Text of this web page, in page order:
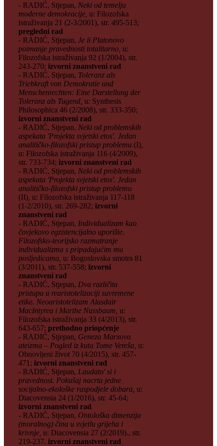
- RADIĆ, Stjepan, Neki od temelja
moderne demokracije, u: Filozofska
istraživanja 21 (2-3/2001), str. 495-513;
pregledni rad
- RADIĆ, Stjepan, Je li Platonovo
poimanje pravednosti totalitarno, u:
Filozofska istraživanja 92 (1/2004), str.
243-270; izvorni znanstveni rad
- RADIĆ, Stjepan, Toleranz als
Triebkraft von Demokratie und
Menschenrechten: Eine Darstellung der
Toleranz als Tugend, u: Synthesis
Philosophica 46 (2/2008), str. 333-350;
izvorni znanstveni rad
- RADIĆ, Stjepan, Neki od problemskih
aspekata 'Projekta svjetski etos'. Jedan
analitičko-filozofski pristup problemu (I)
u: Filozofska istraživanja 116 (4/2009),
str. 733-734; izvorni znanstveni rad
- RADIĆ, Stjepan, Neki od problemskih
aspekata 'Projekta svjetski etos'. Jedan
analitičko-filozofski pristup problemu
(II) u: Filozofska istraživanja 117-118
(1-2/2010), str. 269-282; izvorni
znanstveni rad
- RADIĆ, Stjepan, Individualizam kao
čovjekovo egzistencijalno uporište.
Filozofsko-teorijsko razmatranje
individualizma s pripadajućim mu
posljedicama, u: Bogoslovska smotra 81
(3/2011), str. 537-558; izvorni
znanstveni rad
- RADIĆ, Stjepan, Dva različita
pristupa u rearistotelizaciji suvremene
etike. Neoaristotelizam Alasdair
MacIntyrea i Marthe Nussbaum, u:
Filozofska istraživanja 33 (4/2013), str.
643-657; prethodno priopćenje
- RADIĆ, Stjepan, Geneza Marxova
ateizma – Pogled iz kuta Tome Vereša, u:
Obnovljeni život 70 (4/2015), str. 457-
471; izvorni znanstveni rad
- RADIĆ, Stjepan, Laudato' si i
pravednost. Pokušaj nacrta jedne
socijalno-ekološke raspodjele dobara, u:
Diacovensia 24 (1/2016), str. 45-64;
izvorni znanstveni rad
- RADIĆ, Stjepan, Ontološka dimenzija
(moralnog) čina u svjetlu grijeha i
krivnje, u: Diacovensia 27 (2/2019)., str.
219-237. izvorni znanstveni rad